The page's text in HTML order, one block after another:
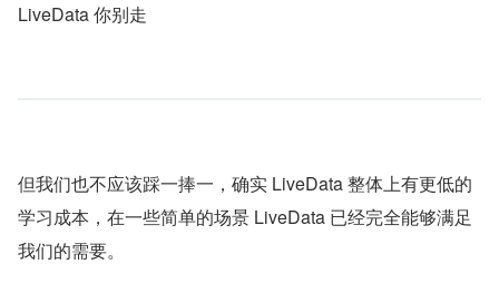
LiveData 你别走
但我们也不应该踩一捧一，确实 LiveData 整体上有更低的
学习成本，在一些简单的场景 LiveData 已经完全能够满足
我们的需要。